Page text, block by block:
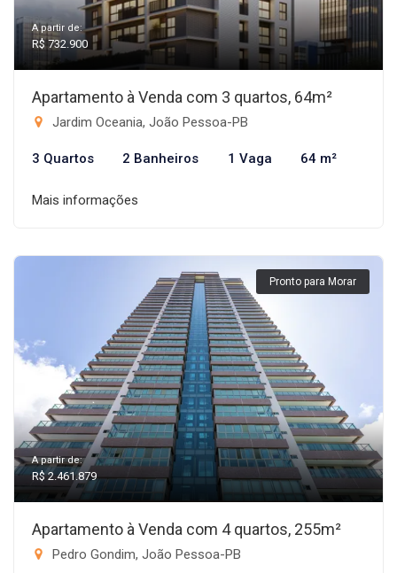
A partir de:
R$ 732.900
Apartamento à Venda com 3 quartos, 64m²
Jardim Oceania, João Pessoa-PB
3 Quartos 2 Banheiros 1 Vaga 64 m²
Mais informações
Pronto para Morar
A partir de:
R$ 2.461.879
Apartamento à Venda com 4 quartos, 255m²
Pedro Gondim, João Pessoa-PB